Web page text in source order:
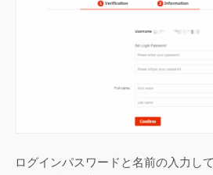
ログインパスワードと名前の入力して